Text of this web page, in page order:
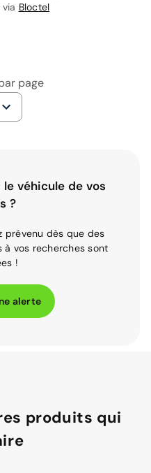
Bloctel
page
véhicule de vos
?
prévenu dès que des
vos recherches sont
!
alerte
produits qui